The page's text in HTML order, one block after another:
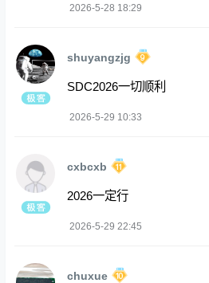
2026-5-28 18:29
shuyangzjg
SDC2026一切顺利
2026-5-29 10:33
cxbcxb
2026一定行
2026-5-29 22:45
chuxue